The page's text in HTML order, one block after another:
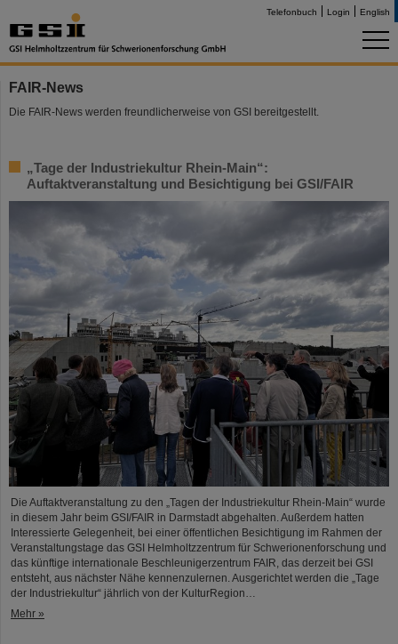
Telefonbuch Login English
FAIR-News
Die FAIR-News werden freundlicherweise von GSI bereitgestellt.
„Tage der Industriekultur Rhein-Main“:
Auftaktveranstaltung und Besichtigung bei GSI/FAIR
Die Auftaktveranstaltung zu den „Tagen der Industriekultur Rhein-Main“ wurde
in diesem Jahr beim GSI/FAIR in Darmstadt abgehalten. Außerdem hatten
Interessierte Gelegenheit, bei einer öffentlichen Besichtigung im Rahmen der
Veranstaltungstage das GSI Helmholtzzentrum für Schwerionenforschung und
das künftige internationale Beschleunigerzentrum FAIR, das derzeit bei GSI
entsteht, aus nächster Nähe kennenzulernen. Ausgerichtet werden die „Tage
der Industriekultur“ jährlich von der KulturRegion…
Mehr »